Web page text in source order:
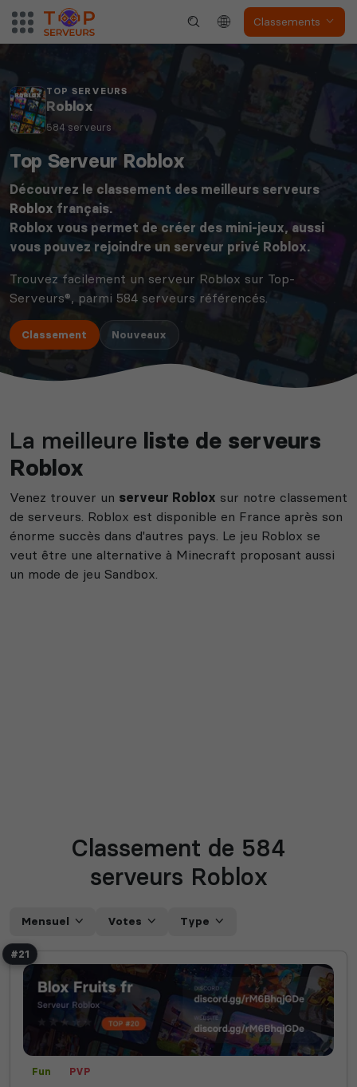
Classements
TOP SERVEURS
Roblox
584 serveurs
Top Serveur Roblox
Découvrez le classement des meilleurs serveurs
Roblox français.
Roblox vous permet de créer des mini-jeux, aussi
vous pouvez rejoindre un serveur privé Roblox.
Trouvez facilement un serveur Roblox sur Top-
Serveurs®, parmi 584 serveurs référencés.
Classement Nouveaux
La meilleure liste de serveurs
Roblox
Venez trouver un serveur Roblox sur notre classement
de serveurs. Roblox est disponible en France après son
énorme succès dans d'autres pays. Le jeu Roblox se
veut être une alternative à Minecraft proposant aussi
un mode de jeu Sandbox.
Classement de 584
serveurs Roblox
Mensuel Votes Type
#21
Fun PVP